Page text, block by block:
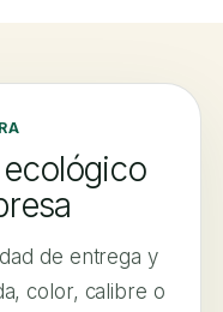
de entrega y
color, calibre o